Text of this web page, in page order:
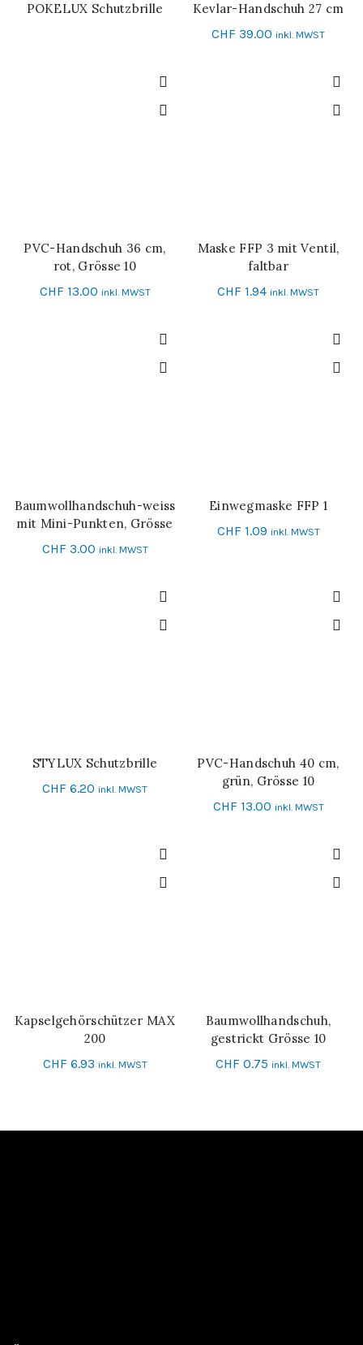
WEITERLESEN
POKELUX Schutzbrille IN DEN WARENKORB
Kevlar-Handschuh 27 cm
CHF 39.00 inkl. MWST
IN DEN WARENKORB
PVC-Handschuh 36 cm,
rot, Grösse 10
CHF 13.00 inkl. MWST
IN DEN WARENKORB
Maske FFP 3 mit Ventil,
faltbar
CHF 1.94 inkl. MWST
IN DEN WARENKORB
Baumwollhandschuh-weiss
mit Mini-Punkten, Grösse
10
CHF 3.00 inkl. MWST
IN DEN WARENKORB
Einwegmaske FFP 1
CHF 1.09 inkl. MWST
IN DEN WARENKORB
STYLUX Schutzbrille
CHF 6.20 inkl. MWST
IN DEN WARENKORB
PVC-Handschuh 40 cm,
grün, Grösse 10
CHF 13.00 inkl. MWST
IN DEN WARENKORB
Kapselgehörschützer MAX
200
CHF 6.93 inkl. MWST
IN DEN WARENKORB
Baumwollhandschuh,
gestrickt Grösse 10
CHF 0.75 inkl. MWST